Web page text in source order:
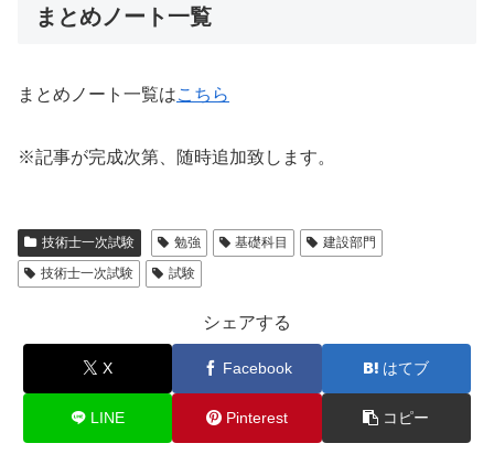
まとめノート一覧
まとめノート一覧はこちら
※記事が完成次第、随時追加致します。
技術士一次試験 勉強 基礎科目
建設部門
技術士一次試験
試験
シェアする
X Facebook はてブ
LINE Pinterest コピー